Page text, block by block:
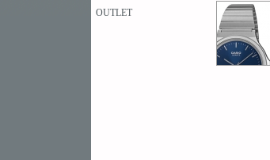
OUTLET